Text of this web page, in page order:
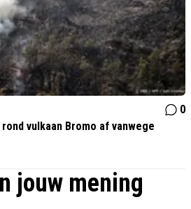
0
vulkaan Bromo af vanwege
jouw mening